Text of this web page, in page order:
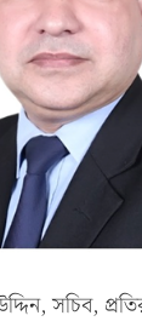
সচিব,